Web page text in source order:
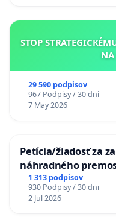
STOP
NA
29 590 podpisov
967 Podpisy / 30 dni
7 May 2026
Petícia/žiadosť za
náhradného
uzávery Vážskeho
1 313 podpisov
930 Podpisy / 30 dni
2 Jul 2026